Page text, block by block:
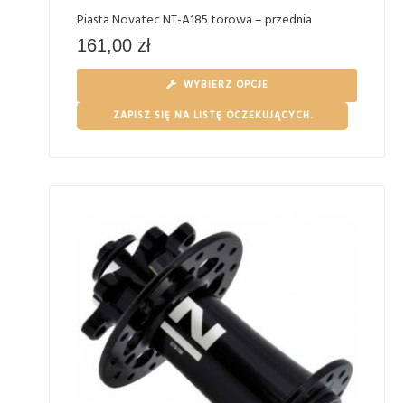
Piasta Novatec NT-A185 torowa – przednia
161,00 zł
WYBIERZ OPCJE
ZAPISZ SIĘ NA LISTĘ OCZEKUJĄCYCH.